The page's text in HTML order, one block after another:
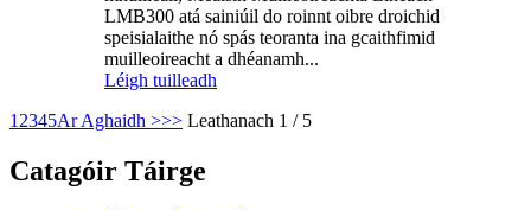
LMB300 atá sainiúil do roinnt oibre droichid
speisialaithe nó spás teoranta ina gcaithfimid
muilleoireacht a dhéanamh...
Léigh tuilleadh
1 2345Ar Aghaidh >>> Leathanach 1 / 5
Catagóir Táirge